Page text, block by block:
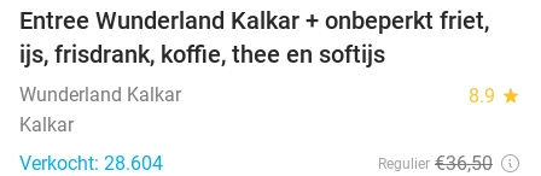
32%
Entree Wunderland Kalkar + onbeperkt friet,
ijs, frisdrank, koffie, thee en softijs
Wunderland Kalkar 8.9 star
Kalkar
Verkocht: 28.604
Regulier €36,50